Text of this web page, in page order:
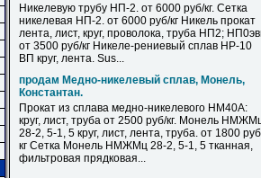
Никелевую трубу НП-2. от 6000 руб/кг. Сетка
никелевая НП-2. от 6000 руб/кг Никель прокат
лента, лист, круг, проволока, труба НП2;
от 3500 руб/кг Никеле-рениевый сплав НР-10
ВП круг, лента. Sus...
продам Медно-никелевый сплав, Монель,
Константан.
Прокат из сплава медно-никелевого НМ40А:
круг, лист, труба от 2500 руб/кг. Монель
28-2, 5-1, 5 круг, лист, лента, труба. от 1800
кг Сетка Монель НМЖМц 28-2, 5-1, 5 тканная,
фильтровая прядковая...